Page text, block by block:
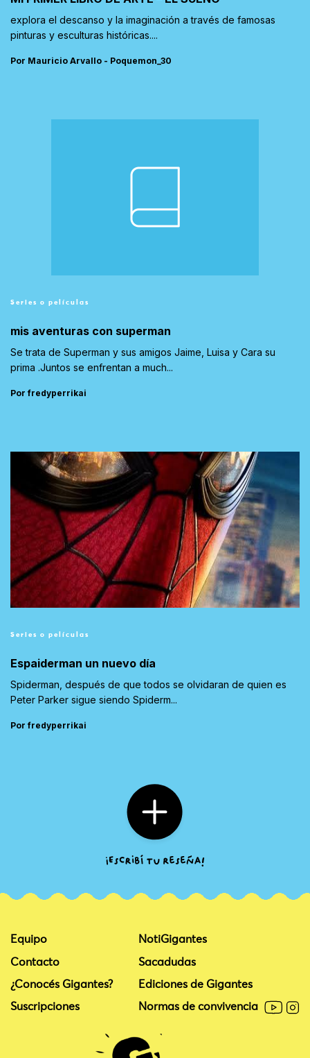
explora el descanso y la imaginación a través de famosas
pinturas y esculturas históricas....
Por Mauricio Arvallo - Poquemon_30
Series o películas
mis aventuras con superman
Se trata de Superman y sus amigos Jaime, Luisa y Cara su
prima .Juntos se enfrentan a much...
Por fredyperrikai
Series o películas
Espaiderman un nuevo día
Spiderman, después de que todos se olvidaran de quien es
Peter Parker sigue siendo Spiderm...
Por fredyperrikai
Equipo
Contacto
¿Conocés Gigantes?
Suscripciones
NotiGigantes
Sacadudas
Ediciones de Gigantes
Normas de convivencia